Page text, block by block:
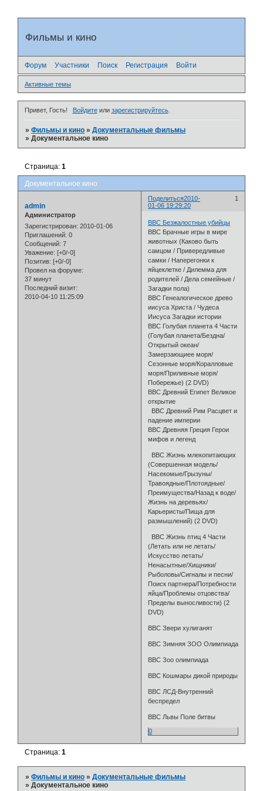
Фильмы и кино
Форум Участники Поиск Регистрация Войти
Активные темы
Привет, Гость! Войдитеили зарегистрируйтесь.
»Фильмы и кино »Документальные фильмы
»Документальное кино
Документальное кино
Страница:1
Поделиться 1
2010-
01-06 19:29:20
admin
Администратор
Зарегистрирован: 2010-01-06
Приглашений: 0
Сообщений: 7
Уважение: [+0/-0]
Позитив: [+0/-0]
Провел на форуме:
37 минут
Последний визит:
2010-04-10 11:25:09
BBC Безжалостные убийцы
BBC Брачные игры в мире
животных (Каково быть
самцом / Привередливые
самки / Наперегонки к
яйцеклетке / Дилемма для
родителей / Дела семейные /
Загадки пола)
BBC Генеалогическое древо
иисуса Христа / Чудеса
Иисуса Загадки истории
BBC Голубая планета 4 Части
(Голубая планета/Бездна/
Открытый океан/
Замерзающиее моря/
Сезонные моря/Коралловые
моря/Приливные моря/
Побережье) (2 DVD)
BBC Древний Египет Великое
открытие
BBC Древний Рим Расцвет и
падение империи
BBC Древняя Греция Герои
мифов и легенд
BBC Жизнь млекопитающих
(Совершенная модель/
Насекомые/Грызуны/
Травоядные/Плотоядные/
Преимущества/Назад к воде/
Жизнь на деревьях/
Карьеристы/Пища для
размышлений) (2 DVD)
BBC Жизнь птиц 4 Части
(Летать или не летать/
Искусство летать/
Ненасытные/Хищники/
Рыболовы/Сигналы и песни/
Поиск партнера/Потребности
яйца/Проблемы отцовства/
Пределы выносливости) (2
DVD)
BBC Звери хулиганят
BBC Зимняя ЗОО Олимпиада
BBC Зоо олимпиада
BBC Кошмары дикой природы
BBC ЛСД-Внутренний
беспредел
BBC Львы Поле битвы
0
Страница:1
»Фильмы и кино »Документальные фильмы
»Документальное кино